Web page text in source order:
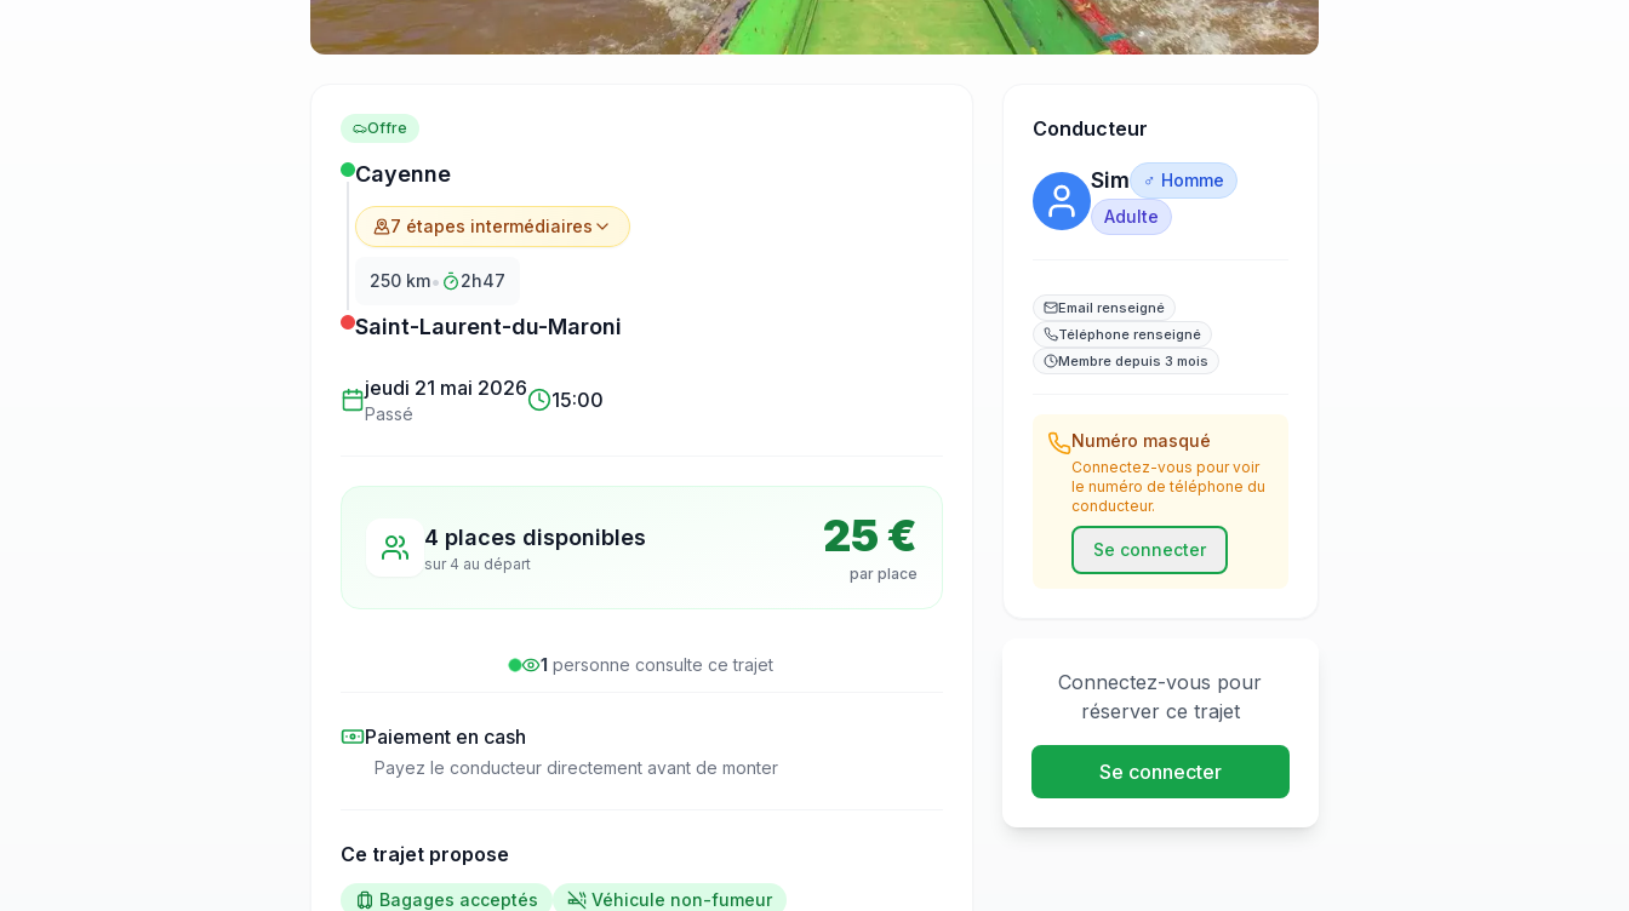
Offre
Cayenne
7 étapes intermédiaires
250 km• 2h47
Saint-Laurent-du-Maroni
jeudi 21 mai 2026
Passé
15:00
4 places disponibles
sur 4 au départ
25 €
par place
1 personne consulte ce trajet
Paiement en cash
Payez le conducteur directement avant de monter
Ce trajet propose
Bagages acceptés Véhicule non-fumeur
Conducteur
Sim
♂ Homme
Adulte
Email renseigné
Téléphone renseigné
Membre depuis 3 mois
Numéro masqué
Connectez-vous pour voir
le numéro de téléphone du
conducteur.
Se connecter
Connectez-vous pour
réserver ce trajet
Se connecter